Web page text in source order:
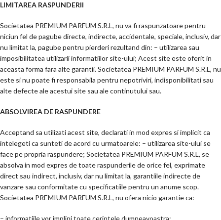
LIMITAREA RASPUNDERII
Societatea PREMIUM PARFUM S.R.L, nu va fi raspunzatoare pentru
niciun fel de pagube directe, indirecte, accidentale, speciale, inclusiv, dar
nu limitat la, pagube pentru pierderi rezultand din: – utilizarea sau
imposibilitatea utilizarii informatiilor site-ului; Acest site este oferit in
aceasta forma fara alte garantii. Societatea PREMIUM PARFUM S.R.L, nu
este si nu poate fi responsabila pentru nepotriviri, indisponibilitati sau
alte defecte ale acestui site sau ale continutului sau.
ABSOLVIREA DE RASPUNDERE
Acceptand sa utilizati acest site, declarati in mod expres si implicit ca
intelegeti ca sunteti de acord cu urmatoarele: – utilizarea site-ului se
face pe propria raspundere; Societatea PREMIUM PARFUM S.R.L, se
absolva in mod expres de toate raspunderile de orice fel, exprimate
direct sau indirect, inclusiv, dar nu limitat la, garantiile indirecte de
vanzare sau conformitate cu specificatiile pentru un anume scop.
Societatea PREMIUM PARFUM S.R.L, nu ofera nicio garantie ca:
– informatiile vor implini toate cerintele dumneavoastra;